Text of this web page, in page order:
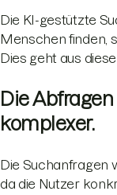
Die KI-gestützte
Menschen finden,
Dies geht aus
Die
komplexer.
Die Suchanfragen
da die Nutzer